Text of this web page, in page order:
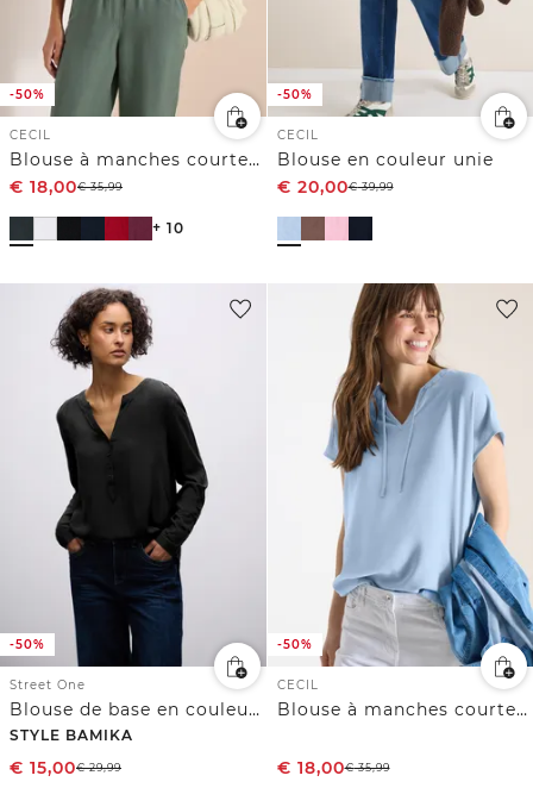
-50%
CECIL
Blouse à manches courtes avec mélange de structures
€ 18,00€35,99
+ 10
-50%
CECIL
Blouse en couleur unie
€ 20,00€39,99
-50%
Street One
Blouse de base en couleur unie
STYLE BAMIKA
€ 15,00€29,99
-50%
CECIL
Blouse à manches courtes avec mélange de structures
€ 18,00€35,99